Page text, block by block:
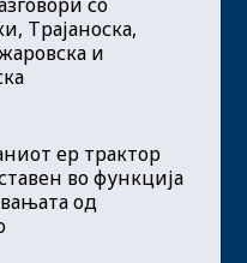
Трајаноска,
и
ер трактор
во функција
од